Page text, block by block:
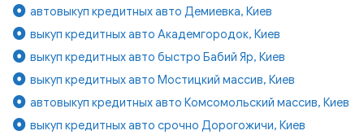
автовыкуп кредитных авто Демиевка, Киев
выкуп кредитных авто Академгородок, Киев
выкуп кредитных авто быстро Бабий Яр, Киев
выкуп кредитных авто Мостицкий массив, Киев
автовыкуп кредитных авто Комсомольский массив, Киев
выкуп кредитных авто срочно Дорогожичи, Киев